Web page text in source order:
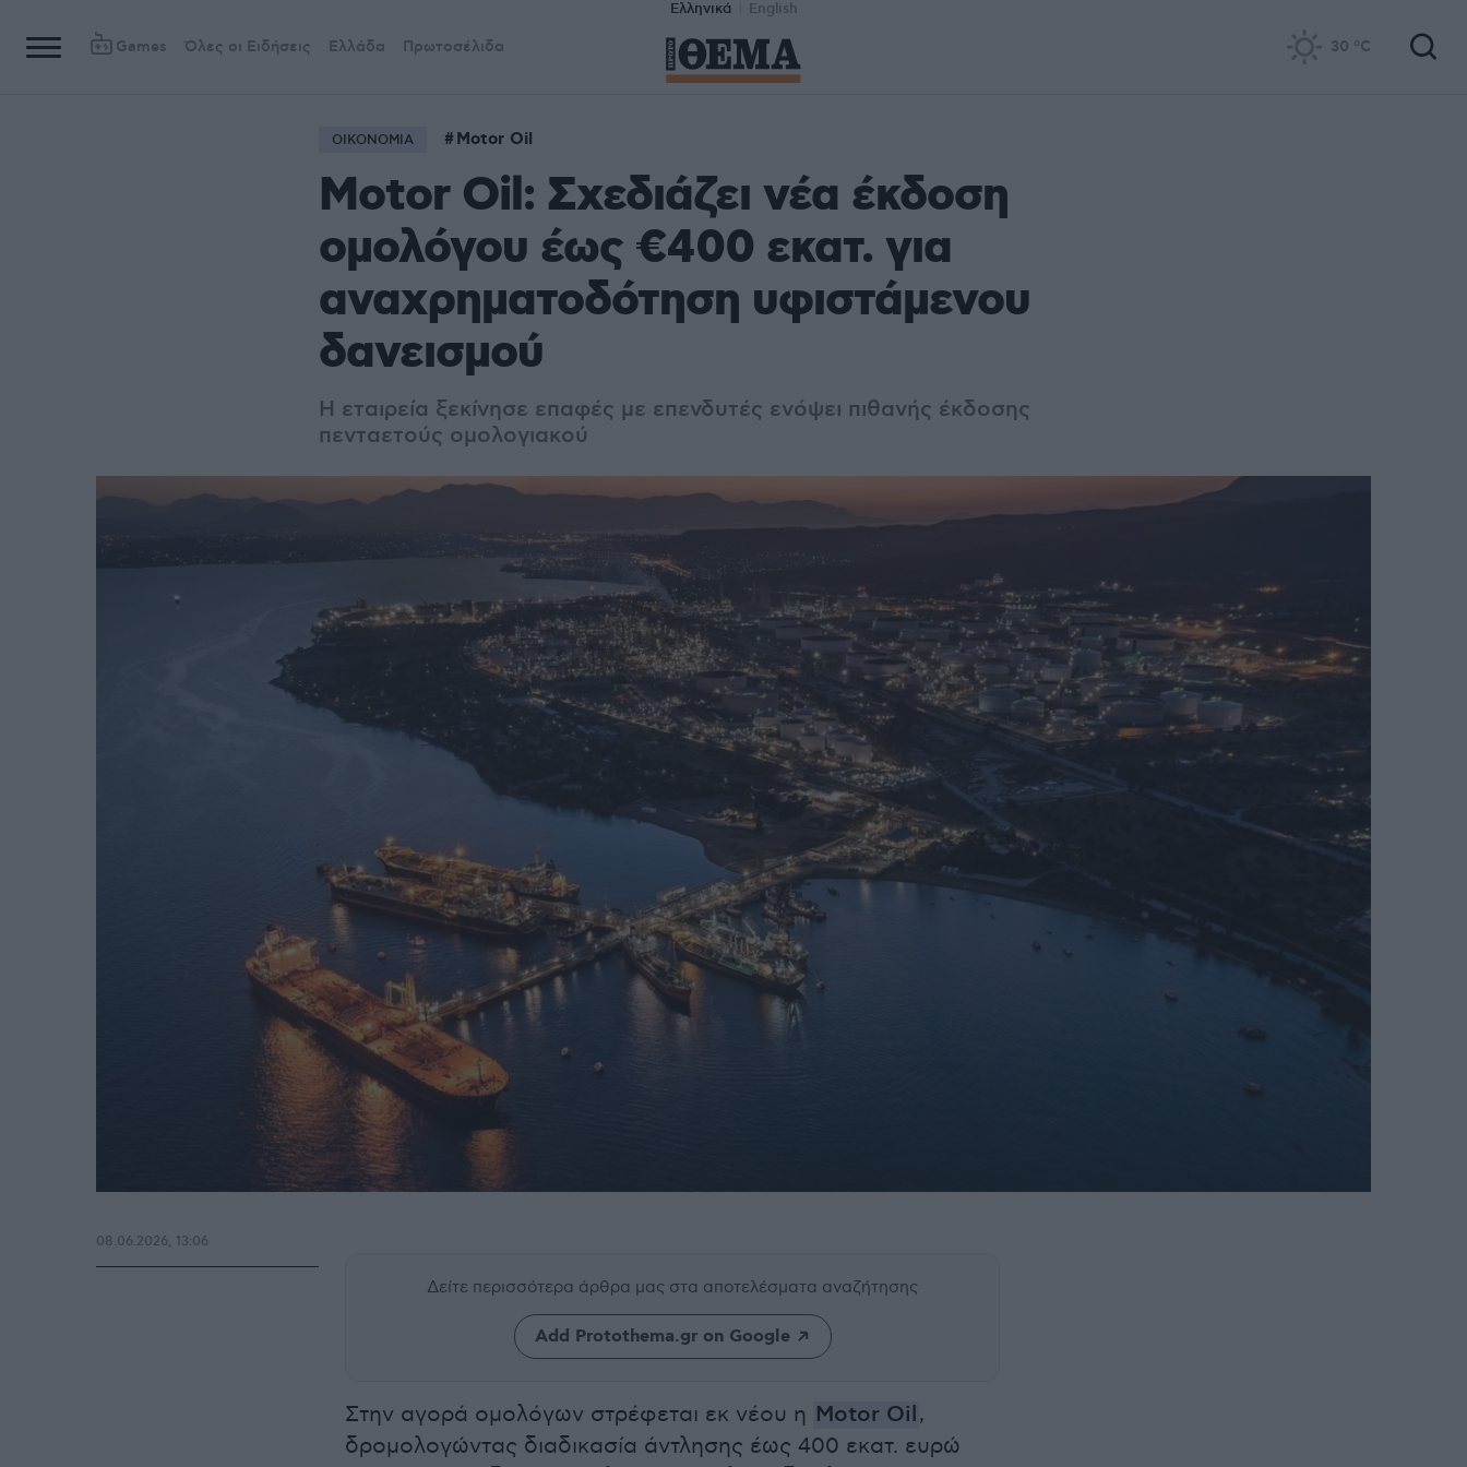
Ελληνικά English
Games Όλες οι Ειδήσεις Ελλάδα Πρωτοσέλιδα 30 °C
ΟΙΚΟΝΟΜΙΑ Motor Oil
Motor Oil: Σχεδιάζει νέα έκδοση
ομολόγου έως €400 εκατ. για
αναχρηματοδότηση υφιστάμενου
δανεισμού
Η εταιρεία ξεκίνησε επαφές με επενδυτές ενόψει πιθανής έκδοσης
πενταετούς ομολογιακού
Δείτε περισσότερα άρθρα μας στα αποτελέσματα αναζήτησης
Add Protothema.gr on Google
Στην αγορά ομολόγων στρέφεται εκ νέου η Motor Oil,
δρομολογώντας διαδικασία άντλησης έως 400 εκατ. ευρώ
08.06.2026, 13:06